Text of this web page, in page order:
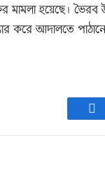
মামলা হয়েছে।
করে আদালতে